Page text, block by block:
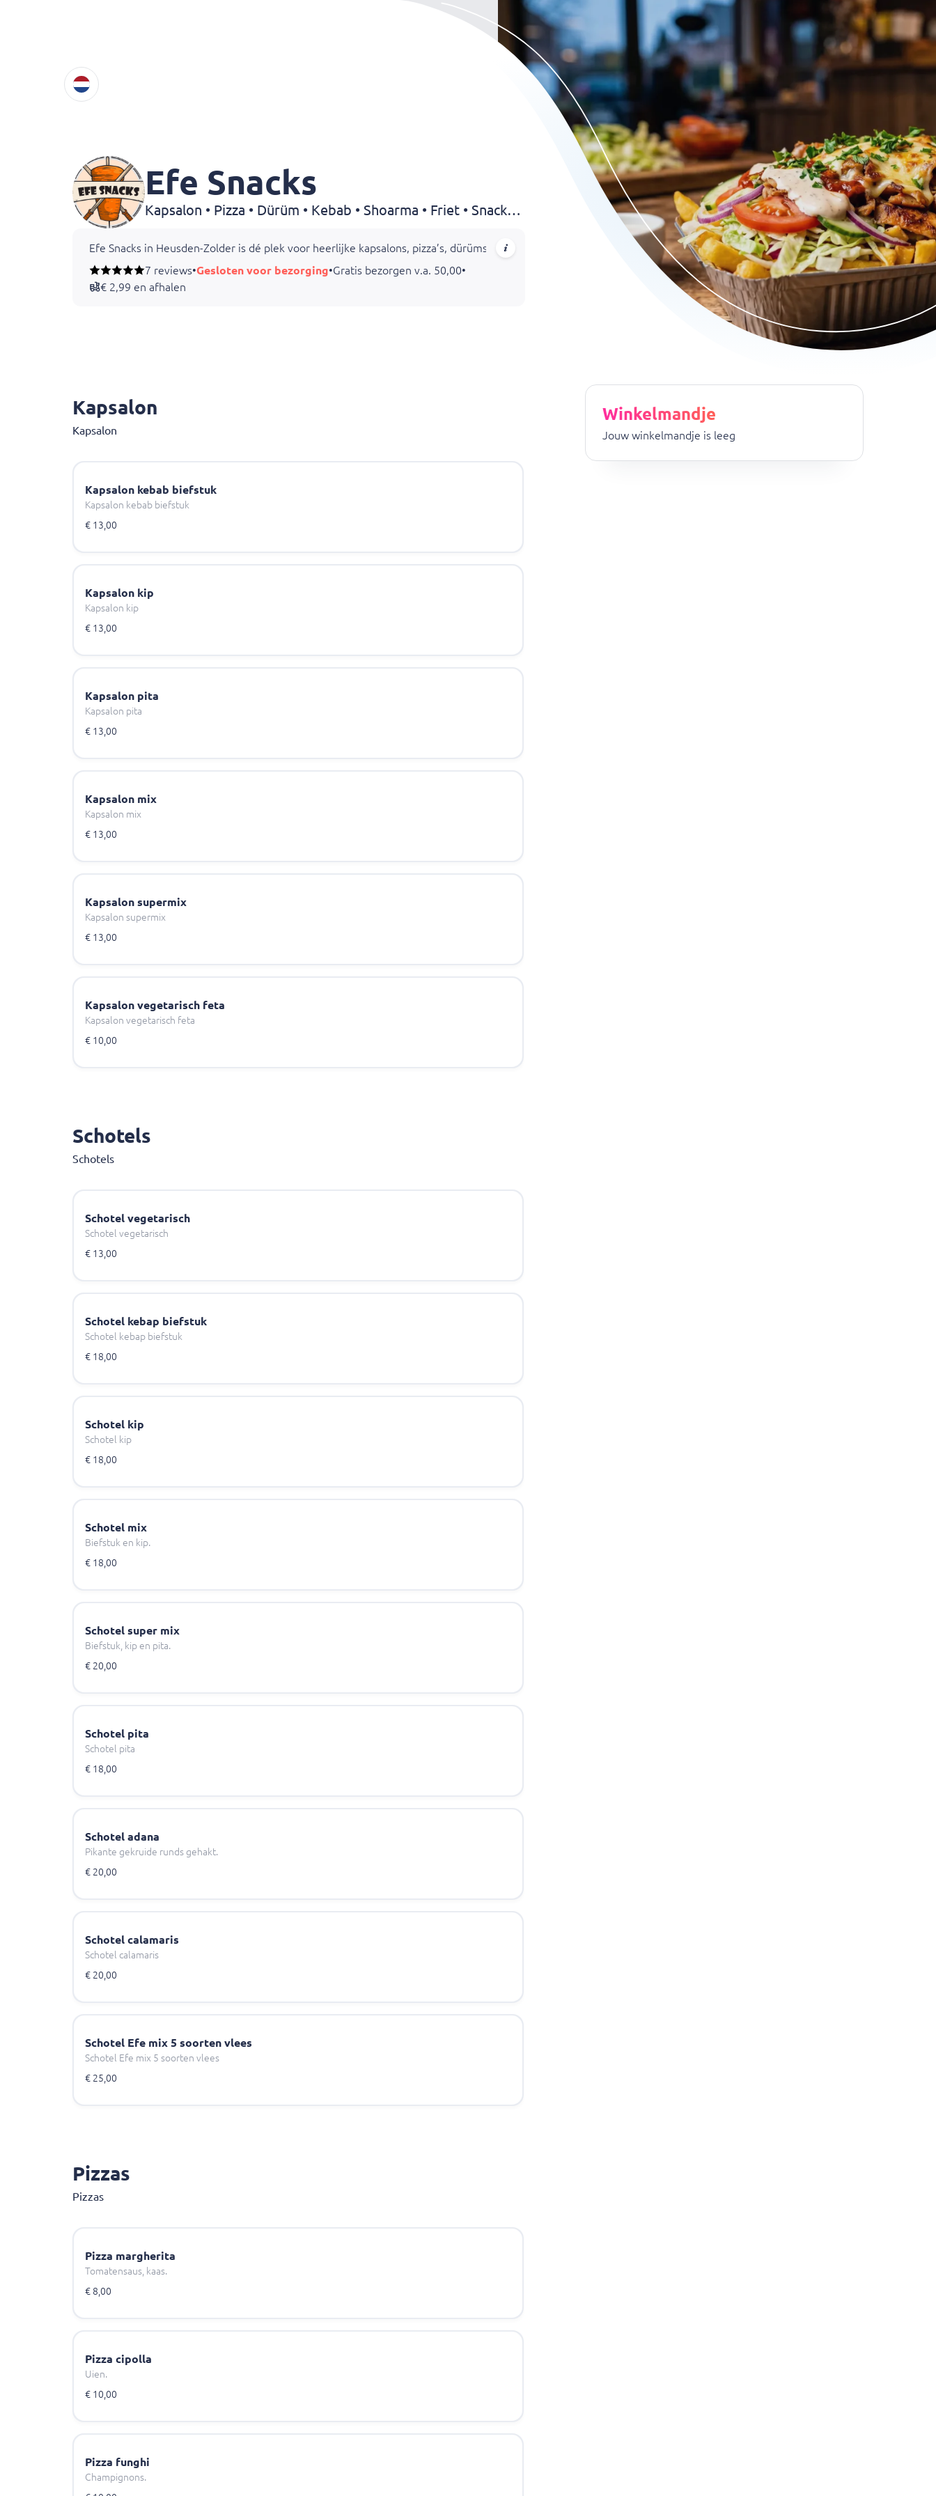
Efe Snacks
Kapsalon • Pizza • Dürüm • Kebab • Shoarma • Friet • Snacks • Hamburgers
Efe Snacks in Heusden-Zolder is dé plek voor heerlijke kapsalons, pizza’s, dürüms en rijkgevulde schotels tegen eerlijke prijzen. Geniet van vers bereide kebab, kip
7 reviews•Gesloten voor bezorging•Gratis bezorgen v.a. 50,00•
€ 2,99 en afhalen
Kapsalon
Kapsalon
Kapsalon kebab biefstuk
Kapsalon kebab biefstuk
€ 13,00
Kapsalon kip
Kapsalon kip
€ 13,00
Kapsalon pita
Kapsalon pita
€ 13,00
Kapsalon mix
Kapsalon mix
€ 13,00
Kapsalon supermix
Kapsalon supermix
€ 13,00
Kapsalon vegetarisch feta
Kapsalon vegetarisch feta
€ 10,00
Schotels
Schotels
Schotel vegetarisch
Schotel vegetarisch
€ 13,00
Schotel kebap biefstuk
Schotel kebap biefstuk
€ 18,00
Schotel kip
Schotel kip
€ 18,00
Schotel mix
Biefstuk en kip.
€ 18,00
Schotel super mix
Biefstuk, kip en pita.
€ 20,00
Schotel pita
Schotel pita
€ 18,00
Schotel adana
Pikante gekruide runds gehakt.
€ 20,00
Schotel calamaris
Schotel calamaris
€ 20,00
Schotel Efe mix 5 soorten vlees
Schotel Efe mix 5 soorten vlees
€ 25,00
Pizzas
Pizzas
Pizza margherita
Tomatensaus, kaas.
€ 8,00
Pizza cipolla
Uien.
€ 10,00
Pizza funghi
Champignons.
Winkelmandje
Jouw winkelmandje is leeg